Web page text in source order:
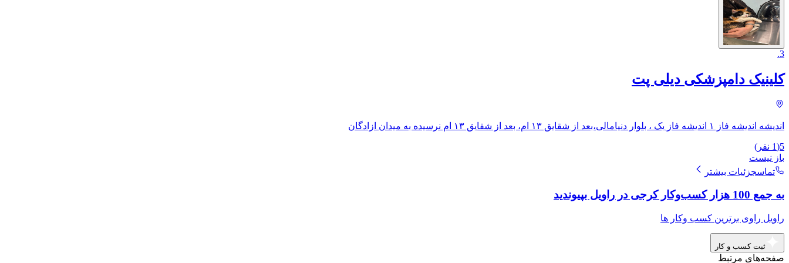
3
.
کلینیک دامپزشکی دیلی پت
اندیشه اندیشه فاز ۱ اندیشه فاز یک ، بلوار دنیامالی،بعد از شقایق ۱۳ ام، ​بعد از شقایق ۱۳ ام نرسیده به میدان ازادگان
5
(
1 نفر)
باز نیست
تماسجزئیات بیشتر
به جمع 100 هزار کسب‌وکار کرجی در راویل بپیوندید
راویل راوی برترین کسب وکار ها
ثبت کسب و کار
صفحه‌های مرتبط